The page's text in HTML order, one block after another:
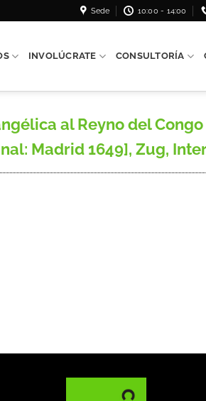
Sede 10:00 - 14:00
INVOLÚCRATE CONSULTORÍA
al Reyno del
Madrid 1649], Zug,